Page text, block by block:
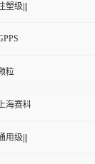
塑级|||
粒
海赛科
用级|||